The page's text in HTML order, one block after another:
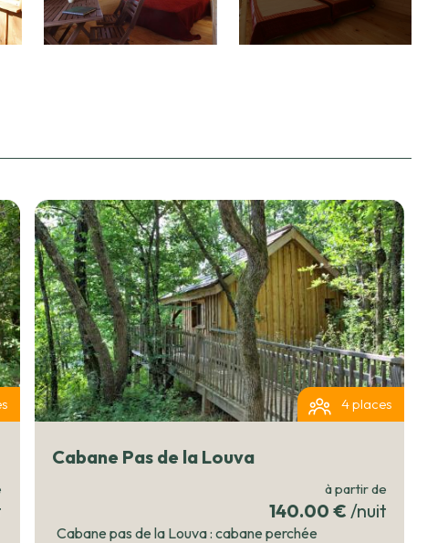
4 places
Cabane Pas de la Louva
à partir de
140.00 € /nuit
Cabane pas de la Louva : cabane perchée